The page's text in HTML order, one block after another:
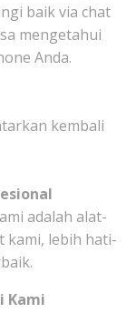
baik via chat
mengetahui
Anda.
kembali
adalah alat-
kami, lebih hati-
Kami